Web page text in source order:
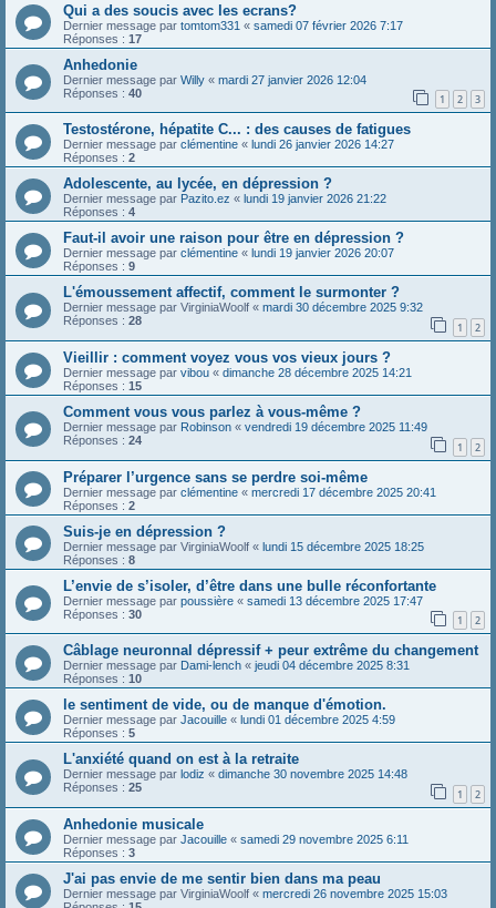
Qui a des soucis avec les ecrans?
Dernier message par tomtom331 « samedi 07 février 2026 7:17
Réponses : 17
Anhedonie
Dernier message par Willy « mardi 27 janvier 2026 12:04
Réponses : 40 1 2 3
Testostérone, hépatite C... : des causes de fatigues
Dernier message par clémentine « lundi 26 janvier 2026 14:27
Réponses : 2
Adolescente, au lycée, en dépression ?
Dernier message par Pazito.ez « lundi 19 janvier 2026 21:22
Réponses : 4
Faut-il avoir une raison pour être en dépression ?
Dernier message par clémentine « lundi 19 janvier 2026 20:07
Réponses : 9
L'émoussement affectif, comment le surmonter ?
Dernier message par VirginiaWoolf « mardi 30 décembre 2025 9:32
Réponses : 28 1 2
Vieillir : comment voyez vous vos vieux jours ?
Dernier message par vibou « dimanche 28 décembre 2025 14:21
Réponses : 15
Comment vous vous parlez à vous-même ?
Dernier message par Robinson « vendredi 19 décembre 2025 11:49
Réponses : 24 1 2
Préparer l’urgence sans se perdre soi-même
Dernier message par clémentine « mercredi 17 décembre 2025 20:41
Réponses : 2
Suis-je en dépression ?
Dernier message par VirginiaWoolf « lundi 15 décembre 2025 18:25
Réponses : 8
L’envie de s’isoler, d’être dans une bulle réconfortante
Dernier message par poussière « samedi 13 décembre 2025 17:47
Réponses : 30 1 2
Câblage neuronnal dépressif + peur extrême du changement
Dernier message par Dami-lench « jeudi 04 décembre 2025 8:31
Réponses : 10
le sentiment de vide, ou de manque d'émotion.
Dernier message par Jacouille « lundi 01 décembre 2025 4:59
Réponses : 5
L'anxiété quand on est à la retraite
Dernier message par lodiz « dimanche 30 novembre 2025 14:48
Réponses : 25 1 2
Anhedonie musicale
Dernier message par Jacouille « samedi 29 novembre 2025 6:11
Réponses : 3
J'ai pas envie de me sentir bien dans ma peau
Dernier message par VirginiaWoolf « mercredi 26 novembre 2025 15:03